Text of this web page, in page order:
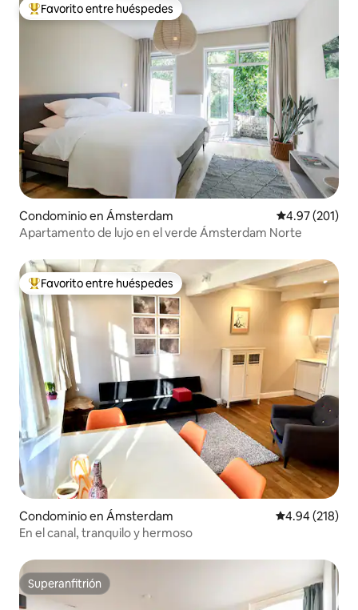
De los mejores en Favorito entre huéspedes
Favorito entre huéspedes
Condominio en Ámsterdam Calificación
4.97 (201)
Apartamento de lujo en el verde Ámsterdam Norte
De los mejores en Favorito entre huéspedes
Favorito entre huéspedes
Condominio en Ámsterdam Calificación
4.94 (218)
En el canal, tranquilo y hermoso
Superanfitrión
Superanfitrión